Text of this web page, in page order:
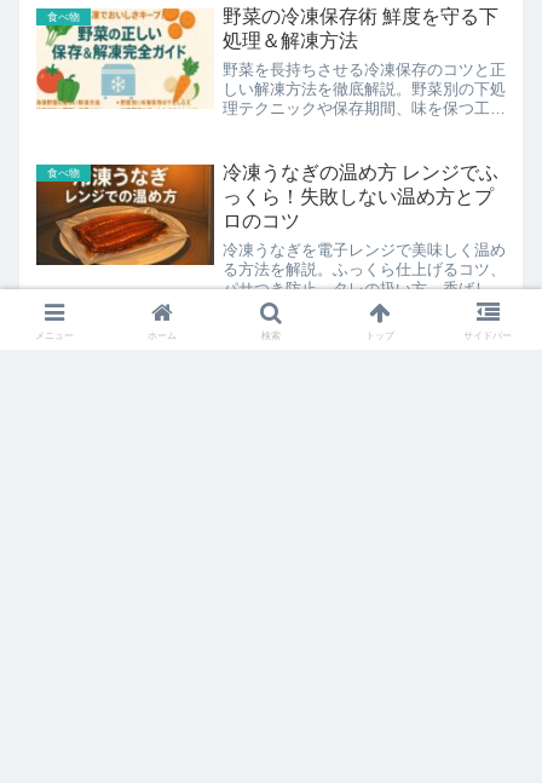
とぶりの味の違いから旬の時期、調理法
による違いまで、わかりやす...
食べ物
野菜の冷凍保存術 鮮度を守る下
処理＆解凍方法
野菜を長持ちさせる冷凍保存のコツと正
しい解凍方法を徹底解説。野菜別の下処
理テクニックや保存期間、味を保つ工
全ガイド。
食べ物
冷凍うなぎの温め方 レンジでふ
っくら！失敗しない温め方とプ
ロのコツ
冷凍うなぎを電子レンジで美味しく温め
る方法を解説。ふっくら仕上げるコツ、
パサつき防止、タレの扱い方、香ばしさ
を復活させる裏ワザからアレンジレシピ
まで、失敗しないポイントを完全ガイド
メニュー ホーム 検索 トップ サイドバー